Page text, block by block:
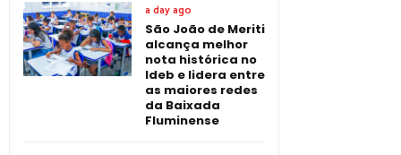
a day ago
São João de Meriti
alcança melhor
nota histórica no
Ideb e lidera entre
as maiores redes
da Baixada
Fluminense